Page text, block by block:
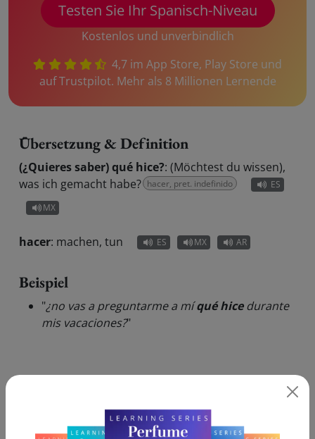
Testen Sie Ihr Spanisch-Niveau
Kostenlos und unverbindlich
4,7 im App Store, Play Store und
auf Trustpilot. Mehr als 8 Millionen Lernende
Übersetzung & Definition
(¿Quieres saber) qué hice?: (Möchtest du wissen),
was ich gemacht habe? hacer, pret. indefinido
ES
MX
hacer: machen, tun ES MX AR
Beispiel
"¿no vas a preguntarme a míqué hicedurante
mis vacaciones?"